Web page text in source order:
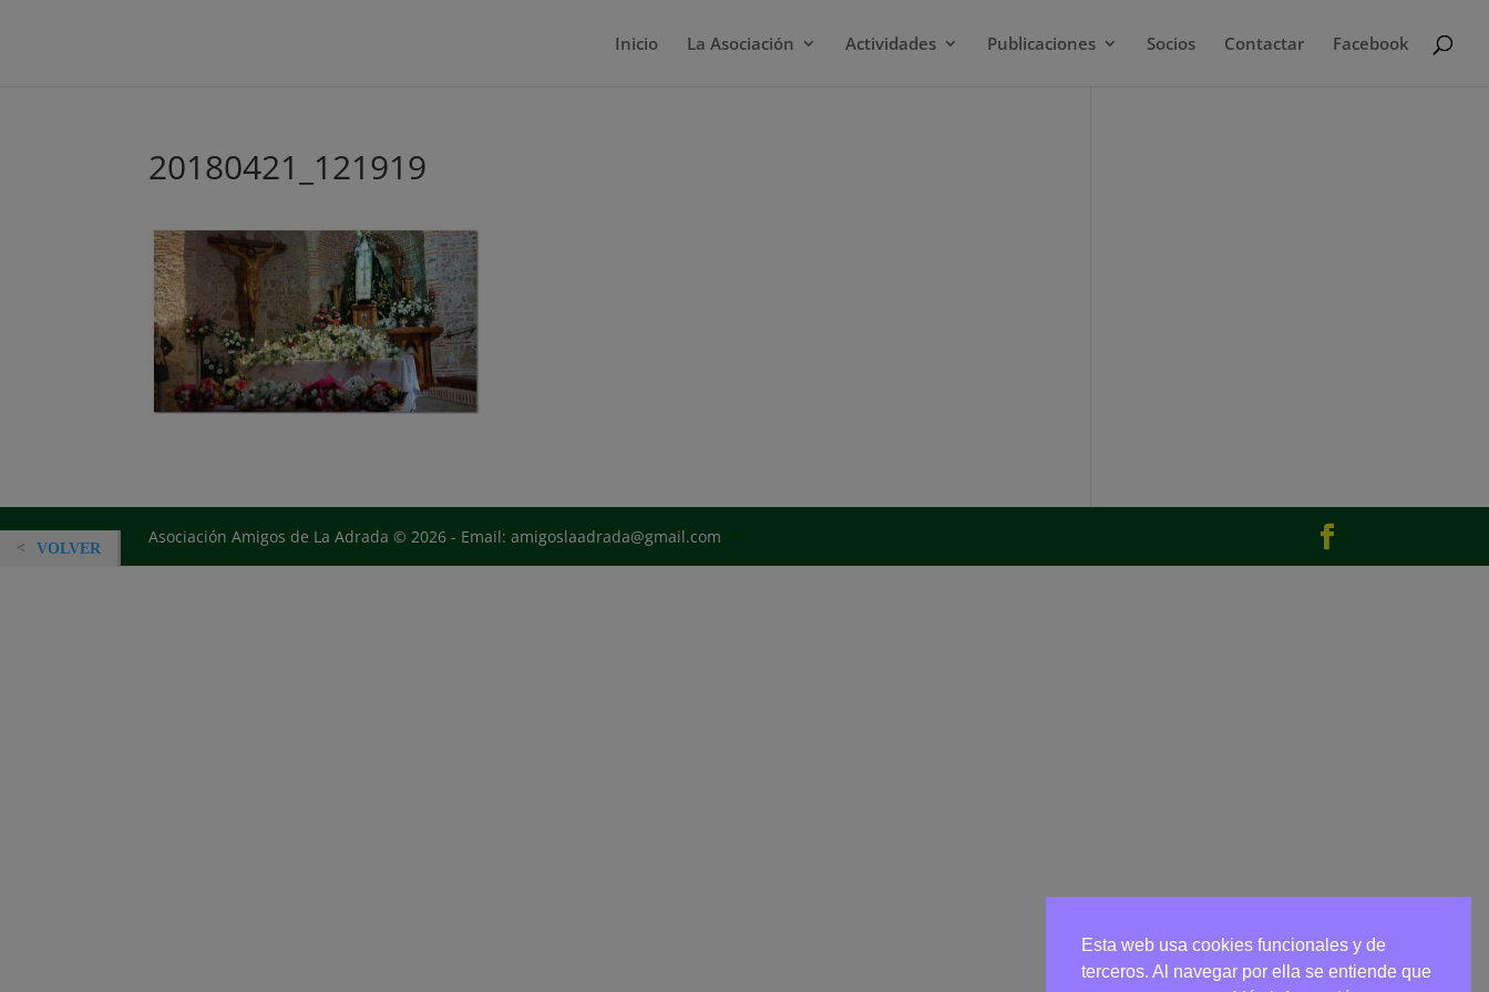
Inicio La Asociación Actividades Publicaciones Socios Contactar Facebook
20180421_121919
Asociación Amigos de La Adrada © 2026 - Email: amigoslaadrada@gmail.com
VOLVER
Esta web usa cookies funcionales y de
terceros. Al navegar por ella se entiende que